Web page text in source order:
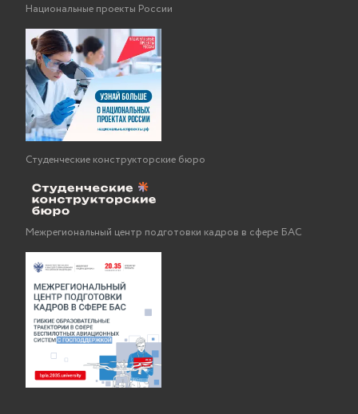
Национальные проекты России
Студенческие конструкторские бюро
Межрегиональный центр подготовки кадров в сфере БАС